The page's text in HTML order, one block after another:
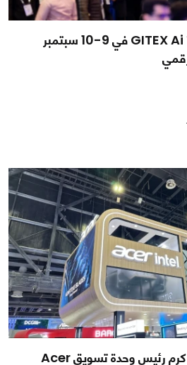
انطلاق معرض GITEX Ai Türkiye في 9-10 سبتمبر
مقابلة حصرية مع جومانا كرم رئيس وحدة تسويق Acer